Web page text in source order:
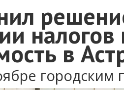
налогов
в
городским